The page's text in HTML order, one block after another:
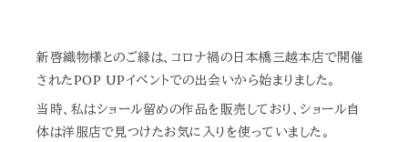
新啓織物様とのご縁は、コロナ禍の日本橋三越本店で開催
されたPOP UPイベントでの出会いから始まりました。
当時、私はショール留めの作品を販売しており、ショール自
体は洋服店で見つけたお気に入りを使っていました。